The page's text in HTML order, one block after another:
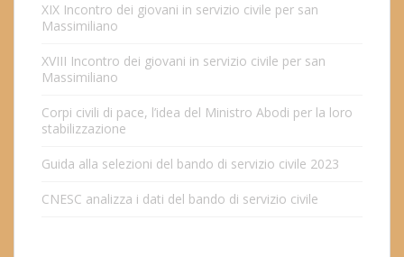
XIX Incontro dei giovani in servizio civile per san
Massimiliano
XVIII Incontro dei giovani in servizio civile per san
Massimiliano
Corpi civili di pace, l’idea del Ministro Abodi per la loro
stabilizzazione
Guida alla selezioni del bando di servizio civile 2023
CNESC analizza i dati del bando di servizio civile